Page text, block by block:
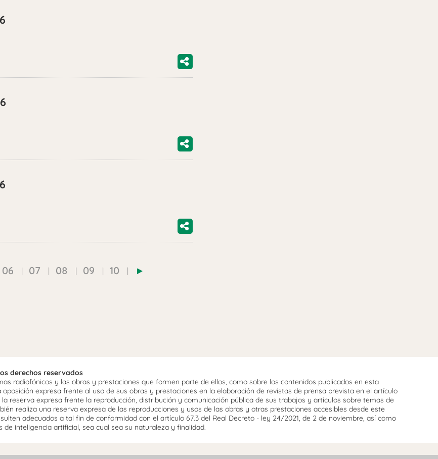
06 07 08 09 10
derechos reservados
radiofónicos y las obras y prestaciones que formen parte de ellos, como sobre los contenidos publicados en esta
expresa frente al uso de sus obras y prestaciones en la elaboración de revistas de prensa prevista en el artículo
la reserva expresa frente la reproducción, distribución y comunicación pública de sus trabajos y artículos sobre temas de
realiza una reserva expresa de las reproducciones y usos de las obras y otras prestaciones accesibles desde este
adecuados a tal fin de conformidad con el artículo 67.3 del Real Decreto - ley 24/2021, de 2 de noviembre, así como
inteligencia artificial, sea cual sea su naturaleza y finalidad.